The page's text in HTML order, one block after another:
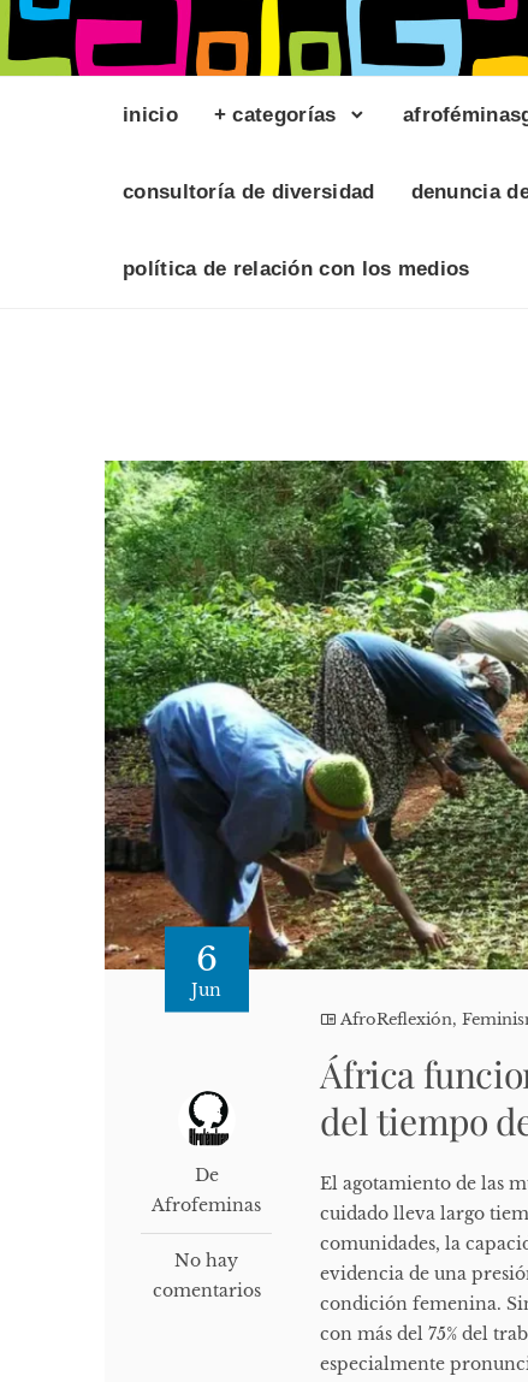
inicio + categorías
consultoría de diversidad denuncia
política de relación con los medios
6
Jun
De
Afrofeminas
No hay
comentarios
AfroReflexión,
África
del tiempo
El agotamiento de las
cuidado lleva largo
comunidades, la
evidencia de una
condición femenina.
con más del 75% del
especialmente